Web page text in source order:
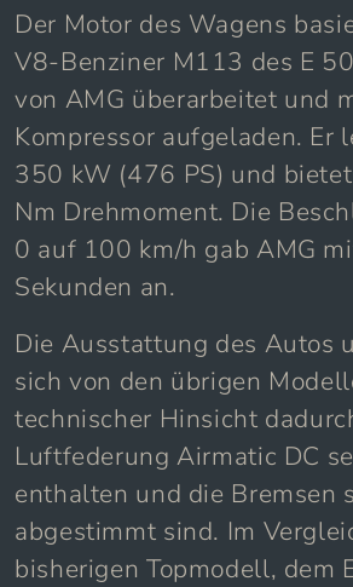
Der Motor des Wagens
V8-Benziner M113 des E
von AMG überarbeitet und
Kompressor aufgeladen. Er
350 kW (476 PS) und
Nm Drehmoment. Die
0 auf 100 km/h gab AMG
Sekunden an.
Die Ausstattung des Autos
sich von den übrigen
technischer Hinsicht
Luftfederung Airmatic DC
enthalten und die Bremsen
abgestimmt sind. Im
bisherigen Topmodell, dem